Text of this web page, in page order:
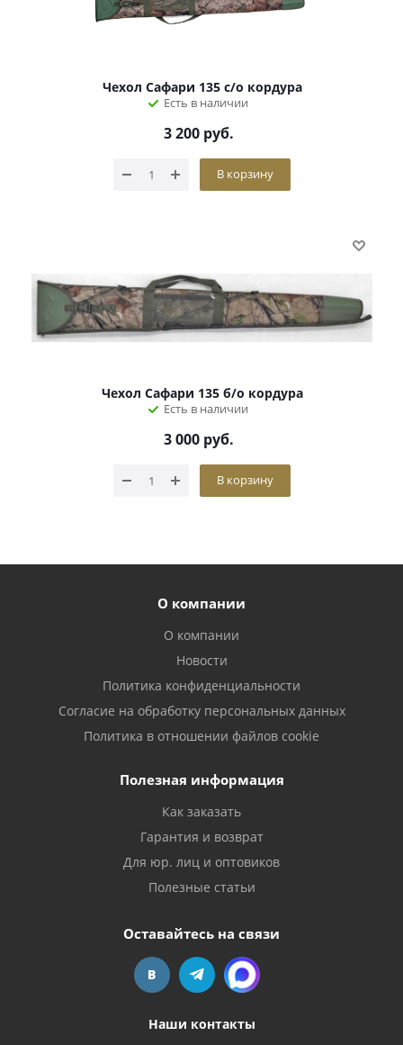
Чехол Сафари 135 с/о кордура
Есть в наличии
3 200 руб.
В корзину
Чехол Сафари 135 б/о кордура
Есть в наличии
3 000 руб.
В корзину
О компании
О компании
Новости
Политика конфиденциальности
Согласие на обработку персональных данных
Политика в отношении файлов cookie
Полезная информация
Как заказать
Гарантия и возврат
Для юр. лиц и оптовиков
Полезные статьи
Оставайтесь на связи
Наши контакты